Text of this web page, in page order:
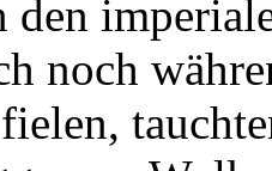
den
noch